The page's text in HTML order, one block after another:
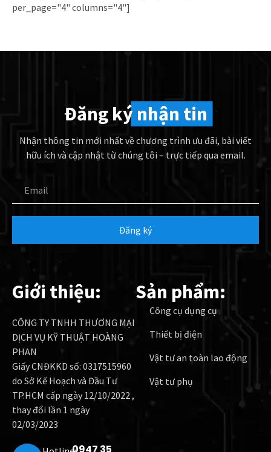
per_page="4" columns="4"]
Đăng ký nhận tin
Nhận thông tin mới nhất về chương trình ưu đãi, bài viết
hữu ích và cập nhật từ chúng tôi – trực tiếp qua email.
Đăng ký
Giới thiệu:
CÔNG TY TNHH THƯƠNG MẠI
DỊCH VỤ KỸ THUẬT HOÀNG
PHAN
Giấy CNĐKKD số: 0317515960
do Sở Kế Hoạch và Đầu Tư
TP.HCM cấp ngày 12/10/2022 ,
thay đổi lần 1 ngày
02/03/2023
Sản phẩm:
Công cụ dụng cụ
Thiết bị điện
Vật tư an toàn lao động
Vật tư phụ